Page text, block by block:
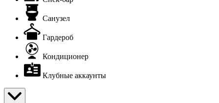
Санузел
Гардероб
Кондиционер
Клубные аккаунты